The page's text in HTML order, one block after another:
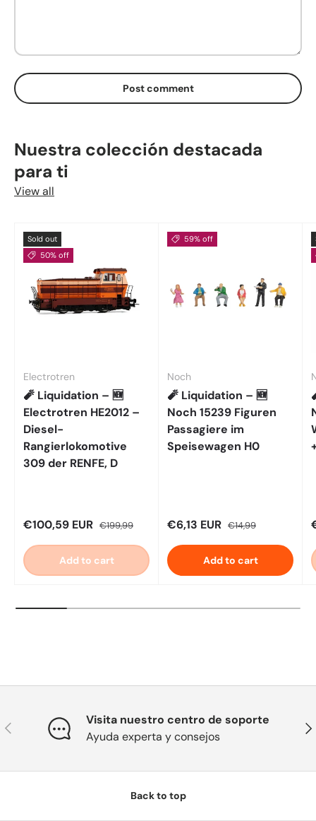
Post comment
Nuestra colección destacada
para ti
View all
Sold out
50% off
Electrotren
🧨 Liquidation – 🆕
Electrotren HE2012 –
Diesel-
Rangierlokomotive
309 der RENFE, D
Sale price
€100,59 EUR Regular price
€199,99
Add to cart
59% off
Noch
🧨 Liquidation – 🆕
Noch 15239 Figuren
Passagiere im
Speisewagen H0
Sale price
€6,13 EUR Regular price
€14,99
Add to cart
Previous
Visita nuestro centro de soporte
Ayuda experta y consejos
Back to top